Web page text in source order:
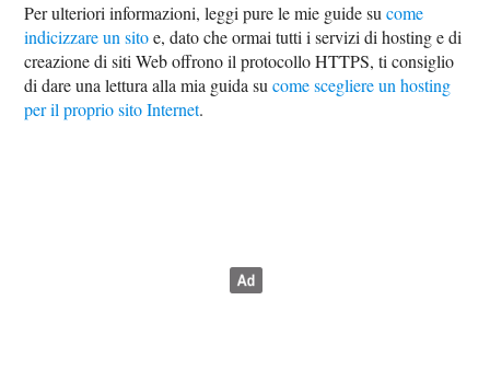
Per ulteriori informazioni, leggi pure le mie guide sucome
indicizzare un sitoe, dato che ormai tutti i servizi di hosting e di
creazione di siti Web offrono il protocollo HTTPS, ti consiglio
di dare una lettura alla mia guida sucome scegliere un hosting
per il proprio sito Internet.